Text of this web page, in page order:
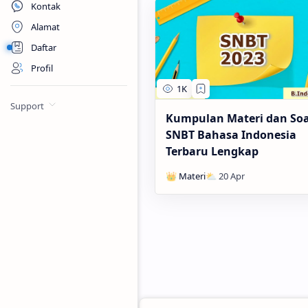
Kontak
Alamat
Daftar
Profil
Support
Kumpulan Materi dan
SNBT Bahasa Indonesia
Terbaru Lengkap